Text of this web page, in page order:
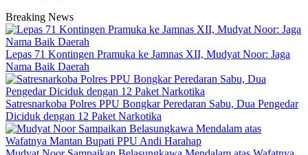
Breaking News
Lepas 71 Kontingen Pramuka ke Jamnas XII, Mudyat Noor: Jaga
Nama Baik Daerah
Satresnarkoba Polres PPU Bongkar Peredaran Sabu, Dua Pengedar
Diciduk dengan 12 Paket Narkotika